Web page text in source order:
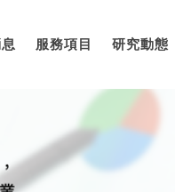
服務項目 研究動態